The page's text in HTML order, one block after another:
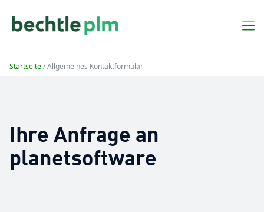
Startseite/ Allgemeines Kontaktformular
Ihre Anfrage an
planetsoftware